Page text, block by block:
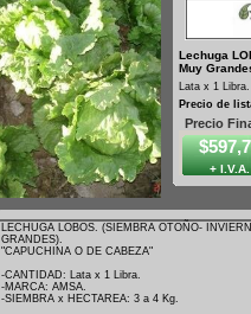
Lechuga
Muy
Lata x 1 Libra.
Precio de
Precio
+ I.V.A.
LECHUGA LOBOS. (SIEMBRA OTOÑO-
GRANDES).
"CAPUCHINA O DE CABEZA"
-CANTIDAD: Lata x 1 Libra.
-MARCA: AMSA.
-SIEMBRA x HECTAREA: 3 a 4 Kg.